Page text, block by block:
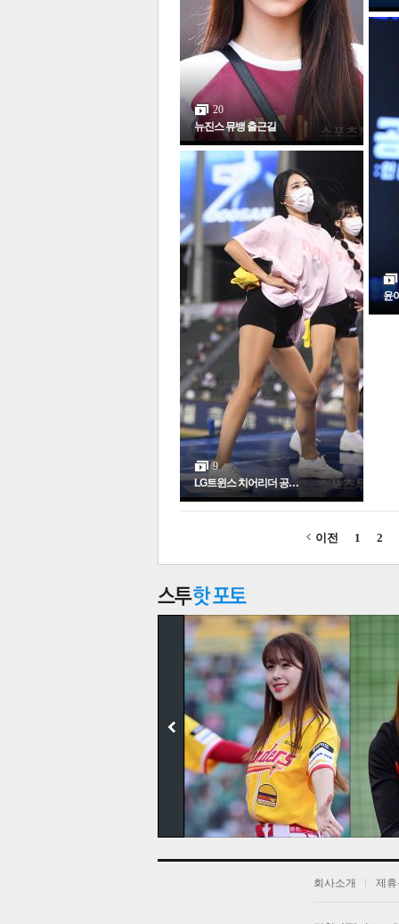
20
뉴진스 뮤뱅 출근길
9
LG트윈스 치어리더 공…
윤
이전 1 2
회사소개 제